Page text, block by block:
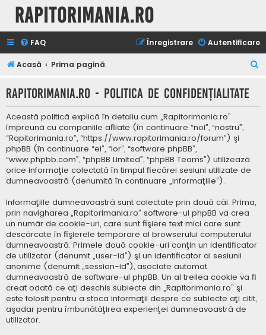
Rapitorimania.ro
FAQ Autentificare
Înregistrare
Acasă Prima pagină
t
Rapitorimania.ro - Politica de confidenţialitate
Această politică explică în detaliu cum „Rapitorimania.ro”
împreună cu companiile afliate (în continuare “noi”, “nostru”,
“Rapitorimania.ro”, “https://www.rapitorimania.ro/forum”) şi
phpBB (în continuare “ei”, “lor”, “software phpBB”,
“www.phpbb.com”, “phpBB Limited”, “phpBB Teams”) utilizează
orice informaţie colectată în timpul fiecărei sesiuni utilizate de
dumneavoastră (denumită în continuare „informaţiile”).
Informaţiile dumneavoastră sunt colectate prin două căi. Prima,
prin navigharea „Rapitorimania.ro” software-ul phpBB va crea
un număr de cookie-uri, care sunt fişiere text mici care sunt
descărcate în fişierele temporare al browserului computerului
dumneavoastră. Primele două cookie-uri conţin un identificator
de utilizator (denumit „user-id”) şi un identificator al sesiunii
anonime (denumit „session-id”), asociate automat
dumneavoastră de software-ul phpBB. Un al treilea cookie va fi
creat odată ce aţi deschis subiecte din „Rapitorimania.ro” şi
este folosit pentru a stoca informaţii despre ce subiecte aţi citit,
aşadar pentru îmbunătăţirea experienţei dumneavoastră de
utilizator.